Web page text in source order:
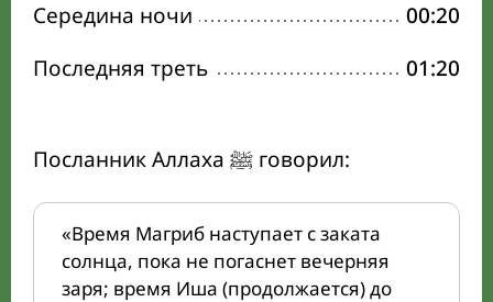
Середина ночи
00:20
Последняя треть
01:20
Посланник Аллаха ﷺ говорил:
«Время Магриб наступает с заката
солнца, пока не погаснет вечерняя
заря; время Иша (продолжается) до